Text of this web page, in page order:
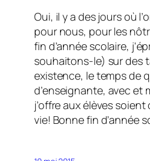
Oui, il y a des jours où
pour nous, pour les
fin d’année scolaire,
souhaitons-le) sur des
existence, le temps de
d’enseignante, avec et
j’offre aux élèves
vie! Bonne fin d’année